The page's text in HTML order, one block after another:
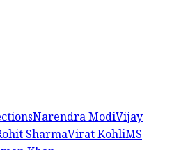
Narendra ModiVijay
SharmaVirat KohliMS